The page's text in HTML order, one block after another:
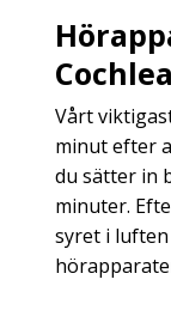
Vårt
minut efter
du sätter in
minuter.
syret i